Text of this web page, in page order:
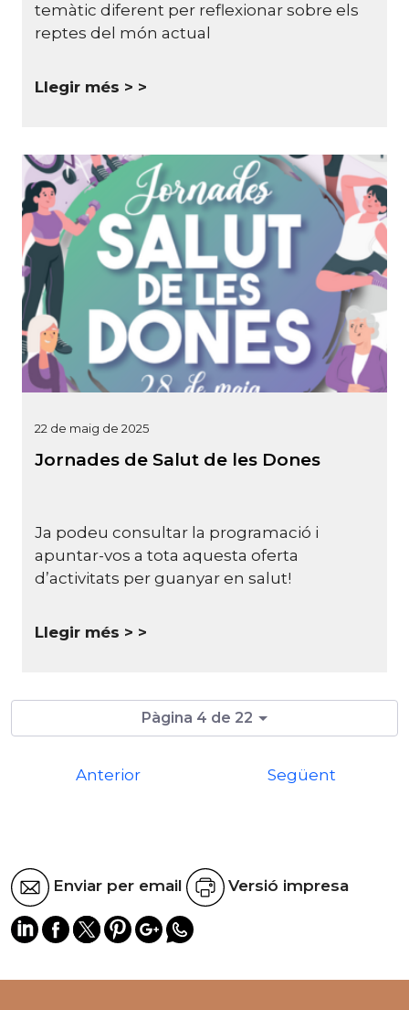
temàtic diferent per reflexionar sobre els
reptes del món actual
Llegir més >
22 de maig de 2025
Jornades de Salut de les Dones
Ja podeu consultar la programació i
apuntar-vos a tota aquesta oferta
d’activitats per guanyar en salut!
Llegir més >
Pàgina 4 de 22
Anterior Següent
Enviar per email Versió impresa